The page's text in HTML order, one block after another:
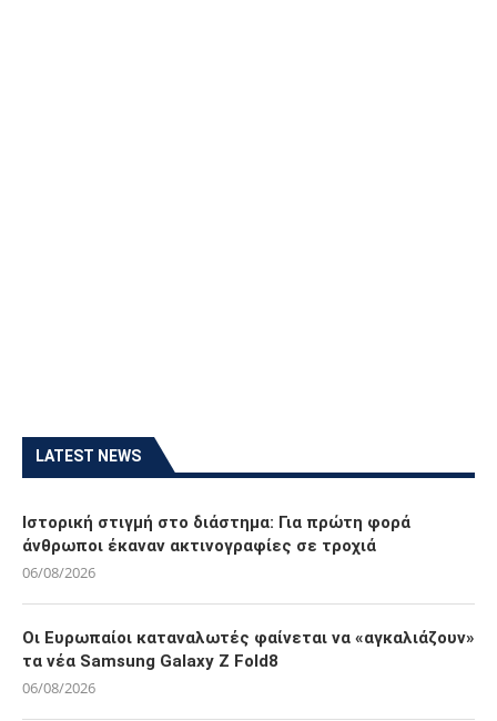
LATEST NEWS
Ιστορική στιγμή στο διάστημα: Για πρώτη φορά
άνθρωποι έκαναν ακτινογραφίες σε τροχιά
06/08/2026
Οι Ευρωπαίοι καταναλωτές φαίνεται να «αγκαλιάζουν»
τα νέα Samsung Galaxy Z Fold8
06/08/2026